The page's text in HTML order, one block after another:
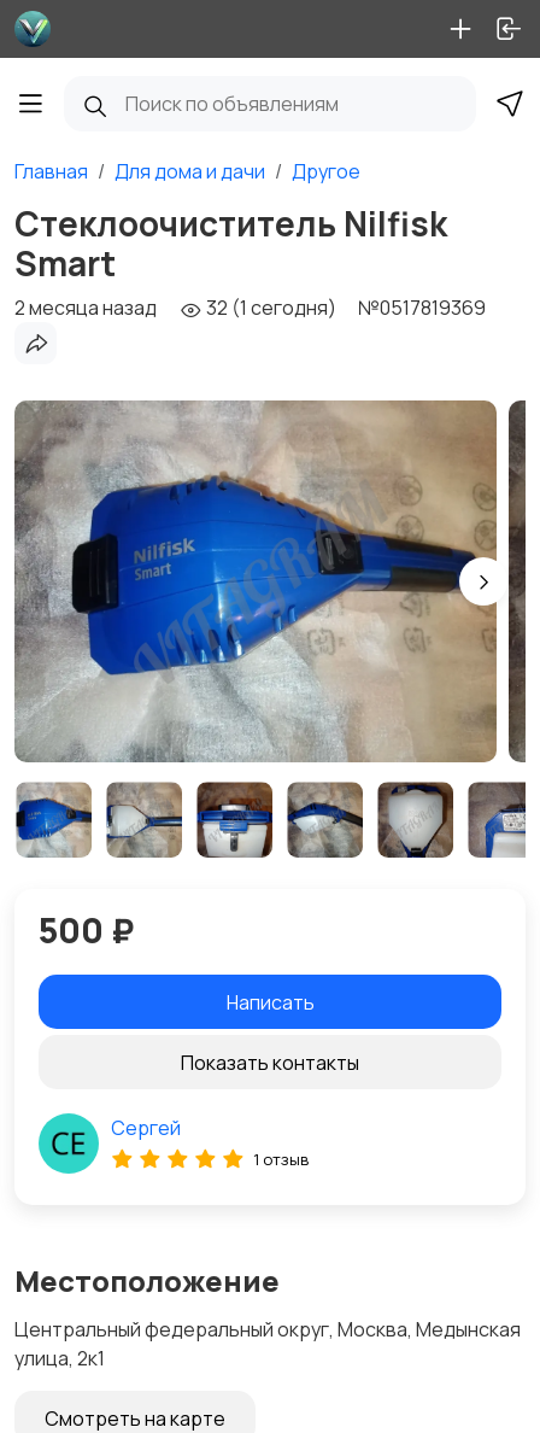
Главная Для дома и дачи Другое
Стeклоoчиститeль Nilfisk
Smart
2 месяца назад 32 (1 сегодня) №0517819369
Местоположение
Центральный федеральный округ, Москва, Медынская
улица, 2к1
Смотреть на карте
500 ₽
Написать
Показать контакты
Сергей
1 отзыв